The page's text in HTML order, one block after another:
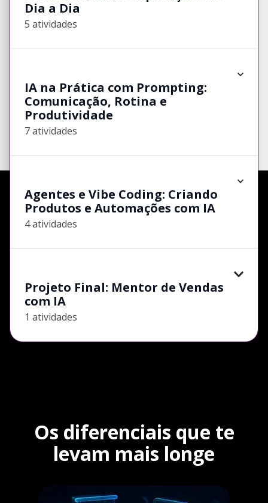
Dia a Dia
5 atividades
IA na Prática com Prompting:
Comunicação, Rotina e
Produtividade
7 atividades
Agentes e Vibe Coding: Criando
Produtos e Automações com IA
4 atividades
Projeto Final: Mentor de Vendas
com IA
1 atividades
Os diferenciais que te
levam mais longe